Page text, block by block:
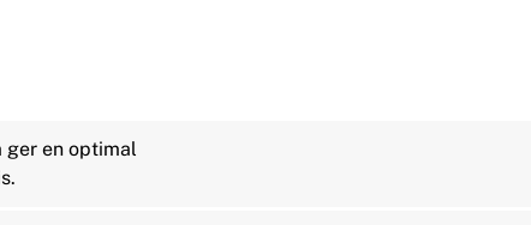
ger en optimal